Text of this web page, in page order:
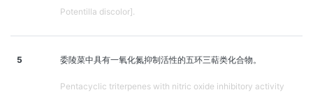
Potentilla discolor].
5 委陵菜中具有一氧化氮抑制活性的五环三萜类化合物。
Pentacyclic triterpenes with nitric oxide inhibitory activity